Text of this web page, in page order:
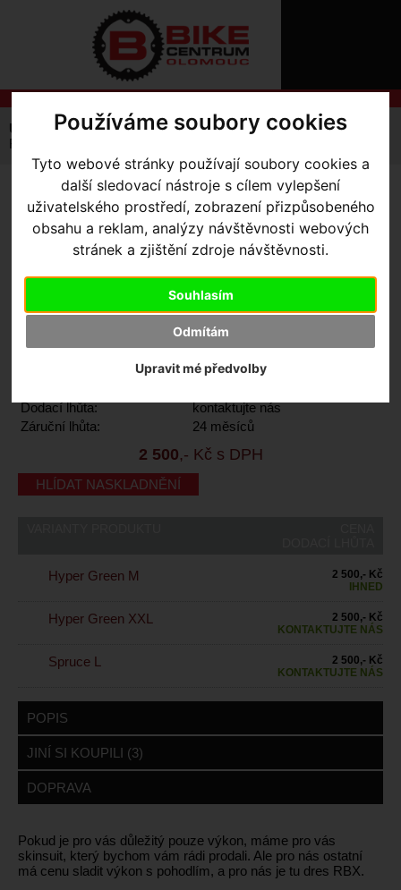
Používáme soubory cookies
Tyto webové stránky používají soubory cookies a
další sledovací nástroje s cílem vylepšení
uživatelského prostředí, zobrazení přizpůsobeného
obsahu a reklam, analýzy návštěvnosti webových
stránek a zjištění zdroje návštěvnosti.
Souhlasím
Odmítám
Upravit mé předvolby
O
REGISTRACE
ZTRATILI
Úvodní strana Výbava pro jezdce Dresy
Pánské
Rbx Mirage Jersey SS Men
RBX MIRAGE JERSEY SS
MEN- Hyper Green L
Výrobce:
Specialized
Dodací lhůta:
kontaktujte nás
Záruční lhůta:
24 měsíců
2 500,- Kč s DPH
HLÍDAT NASKLADNĚNÍ
Hyper Green M
2 500,- Kč
IHNED
Hyper Green XXL
2 500,- Kč
KONTAKTUJTE NÁS
Spruce L
2 500,- Kč
KONTAKTUJTE NÁS
POPIS
JINÍ SI KOUPILI (3)
DOPRAVA
Pokud je pro vás důležitý pouze výkon, máme pro vás
skinsuit, který bychom vám rádi prodali. Ale pro nás ostatní
má cenu sladit výkon s pohodlím, a pro nás je tu dres RBX.